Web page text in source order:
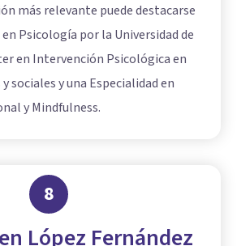
más relevante puede destacarse
Psicología por la Universidad de
en Intervención Psicológica en
sociales y una Especialidad en
y Mindfulness.
8
López Fernández